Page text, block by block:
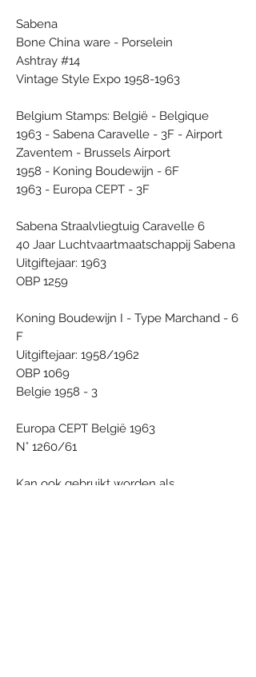
Sabena
Bone China ware - Porselein
Ashtray #14
Vintage Style Expo 1958-1963
Belgium Stamps: België - Belgique
1963 - Sabena Caravelle - 3F - Airport
Zaventem - Brussels Airport
1958 - Koning Boudewijn - 6F
1963 - Europa CEPT - 3F
Sabena Straalvliegtuig Caravelle 6
40 Jaar Luchtvaartmaatschappij Sabena
Uitgiftejaar: 1963
OBP 1259
Koning Boudewijn I - Type Marchand - 6
F
Uitgiftejaar: 1958/1962
OBP 1069
Belgie 1958 - 3
Europa CEPT België 1963
N° 1260/61
Kan ook gebruikt worden als